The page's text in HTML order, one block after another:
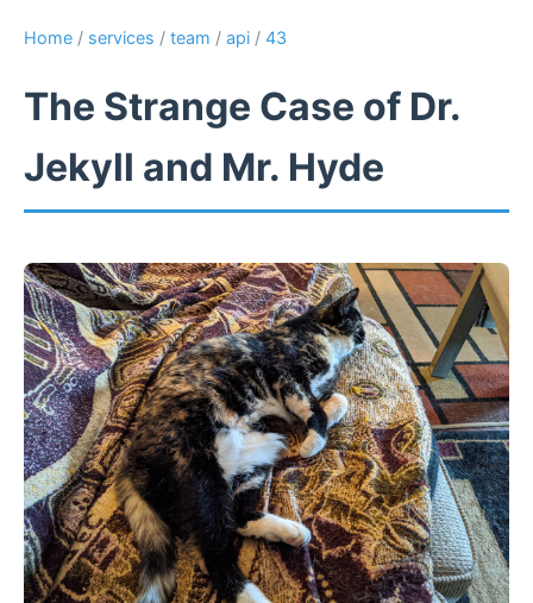
Home / services / team / api / 43
The Strange Case of Dr.
Jekyll and Mr. Hyde